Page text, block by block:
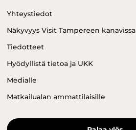
Yhteystiedot
Näkyvyys Visit Tampereen kanavissa
Tiedotteet
Hyödyllistä tietoa ja UKK
Medialle
Matkailualan ammattilaisille